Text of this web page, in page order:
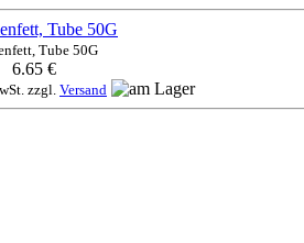
Tube 50G
6.65 €
zzgl. Versand